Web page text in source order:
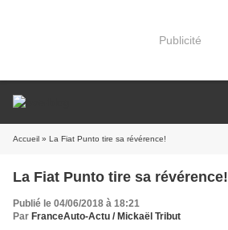
Publicité
Accueil » La Fiat Punto tire sa révérence!
La Fiat Punto tire sa révérence!
Publié le 04/06/2018 à 18:21
Par FranceAuto-Actu / Mickaël Tribut